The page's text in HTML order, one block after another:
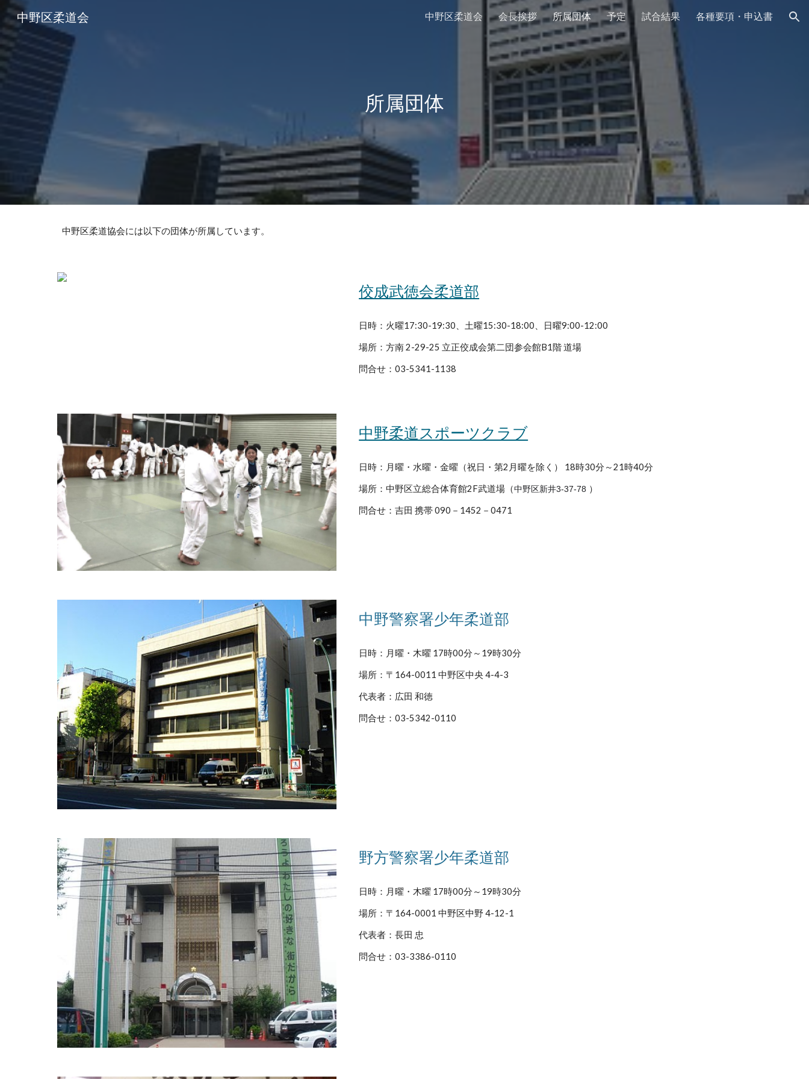
Skip to navigation
中野区柔道会 中野区柔道会 会長挨拶 所属団体 予定 試合結果 各種要項・申込書
所属団体
中野区柔道協会には以下の団体が所属しています。
佼成武徳会柔道部
日時：火曜17:30-19:30、土曜15:30-18:00、日曜9:00-12:00
場所：方南 2-29-25 立正佼成会第二団参会館B1階 道場
問合せ：03-5341-1138
中野柔道スポーツクラブ
日時：月曜・水曜・金曜（祝日・第2月曜を除く） 18時30分～21時40分
場所：中野区立総合体育館2F武道場（中野区新井3-37-78 ）
問合せ：吉田 携帯 090－1452－0471
中野警察署少年柔道部
日時：月曜・木曜 17時00分～19時30分
場所：〒164-0011 中野区中央 4-4-3
代表者：広田 和徳
問合せ：03-5342-0110
野方警察署少年柔道部
日時：月曜・木曜 17時00分～19時30分
場所：〒164-0001 中野区中野 4-12-1
代表者：長田 忠
問合せ：03-3386-0110